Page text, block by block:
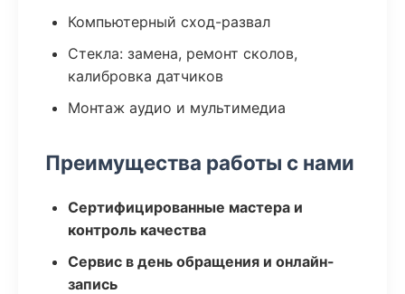
Компьютерный сход-развал
Стекла: замена, ремонт сколов,
калибровка датчиков
Монтаж аудио и мультимедиа
Преимущества работы с нами
Сертифицированные мастера и
контроль качества
Сервис в день обращения и онлайн-
запись